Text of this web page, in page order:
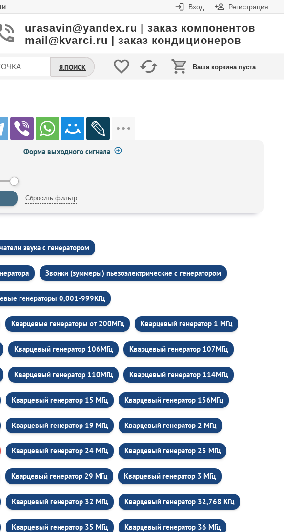
Вход Регистрация
urasavin@yandex.ru | заказ компонентов
mail@kvarci.ru | заказ кондиционеров
Ваша корзина пуста
Я.ПОИСК
Форма выходного сигнала
Сбросить фильтр
звука c генератором
Звонки (зуммеры) пьезоэлектрические c генератором
генераторы 0,001-999КГц
Кварцевые генераторы от 200МГц Кварцевый генератор 1 МГц
Кварцевый генератор 106МГц Кварцевый генератор 107МГц
Кварцевый генератор 110МГц Кварцевый генератор 114МГц
Кварцевый генератор 15 МГц Кварцевый генератор 156МГц
Кварцевый генератор 19 МГц Кварцевый генератор 2 МГц
Кварцевый генератор 24 МГц Кварцевый генератор 25 МГц
Кварцевый генератор 29 МГц Кварцевый генератор 3 МГц
Кварцевый генератор 32 МГц Кварцевый генератор 32,768 КГц
Кварцевый генератор 35 МГц Кварцевый генератор 36 МГц